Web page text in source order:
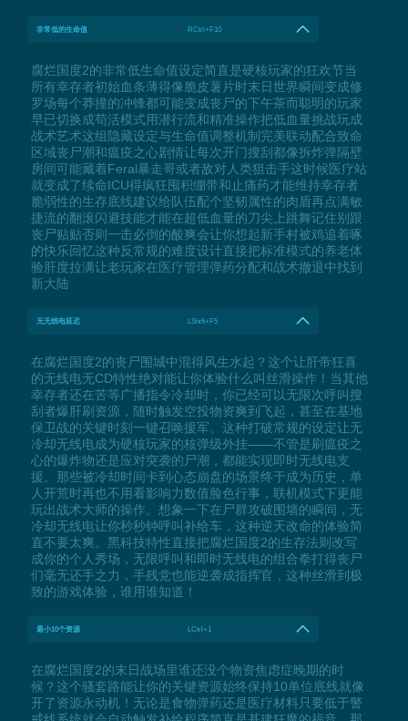
非常低的生命值 RCtrl+F10
腐烂国度2的非常低生命值设定简直是硬核玩家的狂欢节当
所有幸存者初始血条薄得像脆皮薯片时末日世界瞬间变成修
罗场每个莽撞的冲锋都可能变成丧尸的下午茶而聪明的玩家
早已切换成苟活模式用潜行流和精准操作把低血量挑战玩成
战术艺术这组隐藏设定与生命值调整机制完美联动配合致命
区域丧尸潮和瘟疫之心剧情让每次开门搜刮都像拆炸弹隔壁
房间可能藏着Feral暴走哥或者敌对人类狙击手这时候医疗站
就变成了续命ICU得疯狂囤积绷带和止痛药才能维持幸存者
脆弱性的生存底线建议给队伍配个坚韧属性的肉盾再点满敏
捷流的翻滚闪避技能才能在超低血量的刀尖上跳舞记住别跟
丧尸贴贴否则一击必倒的酸爽会让你想起新手村被鸡追着啄
的快乐回忆这种反常规的难度设计直接把标准模式的养老体
验肝度拉满让老玩家在医疗管理弹药分配和战术撤退中找到
新大陆
无无线电延迟 LShift+F5
在腐烂国度2的丧尸围城中混得风生水起？这个让肝帝狂喜
的无线电无CD特性绝对能让你体验什么叫丝滑操作！当其他
幸存者还在苦等广播指令冷却时，你已经可以无限次呼叫搜
刮者爆肝刷资源，随时触发空投物资爽到飞起，甚至在基地
保卫战的关键时刻一键召唤援军。这种打破常规的设定让无
冷却无线电成为硬核玩家的核弹级外挂——不管是刷瘟疫之
心的爆炸物还是应对突袭的尸潮，都能实现即时无线电支
援。那些被冷却时间卡到心态崩盘的场景终于成为历史，单
人开荒时再也不用看影响力数值脸色行事，联机模式下更能
玩出战术大师的操作。想象一下在尸群攻破围墙的瞬间，无
冷却无线电让你秒秒钟呼叫补给车，这种逆天改命的体验简
直不要太爽。黑科技特性直接把腐烂国度2的生存法则改写
成你的个人秀场，无限呼叫和即时无线电的组合拳打得丧尸
们毫无还手之力，手残党也能逆袭成指挥官，这种丝滑到极
致的游戏体验，谁用谁知道！
最小10个资源 LCtrl+1
在腐烂国度2的末日战场里谁还没个物资焦虑症晚期的时
候？这个骚套路能让你的关键资源始终保持10单位底线就像
开了资源永动机！无论是食物弹药还是医疗材料只要低于警